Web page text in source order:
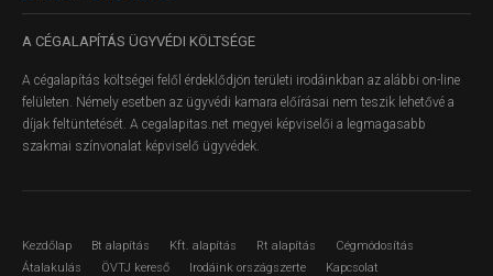
A CÉGALAPÍTÁS ÜGYVÉDI KÖLTSÉGE
A cégalapítás költségei felől érdeklődjön területi irodáinkban az alábbi on-line
felületen. Némely esetben az ügyvédi kamara előírásai nem teszik lehetővé a
díjak feltüntetését. A cegalapitas.net megyei képviselői a legmagasabb
szakmai színvonalat képviselő ügyvédek.
Kezdőlap Bt alapítás Kft. alapítás Rt alapítás
Cégmódosítás
Átalakulás
ÖVTJ kereső Irodáink országszerte Kapcsolat